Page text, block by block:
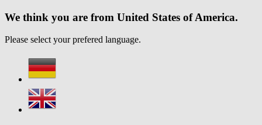
We think you are from United States of America.
Please select your prefered language.